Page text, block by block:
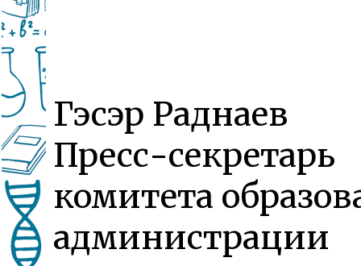
Гэсэр Раднаев
Пресс-секретарь
комитета
администрации